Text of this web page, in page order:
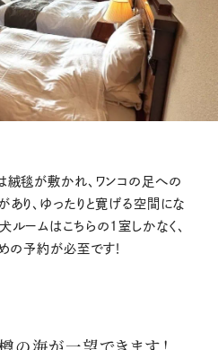
毯が敷かれ、ワンコの足への
あり、ゆったりと寛げる空間にな
ルームはこちらの1室しかなく、
の予約が必至です！